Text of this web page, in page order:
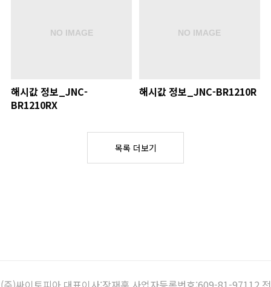
해시값 정보_JNC-
BR1210RX
해시값 정보_JNC-BR1210R
목록 더보기